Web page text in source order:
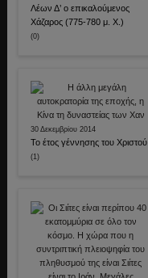
Λέων Δ’ ο επικαλούμενος
Χάζαρος (775-780 μ. Χ.)
(0)
30 Δεκεμβρίου 2014
Το έτος γέννησης του Χριστού
(1)